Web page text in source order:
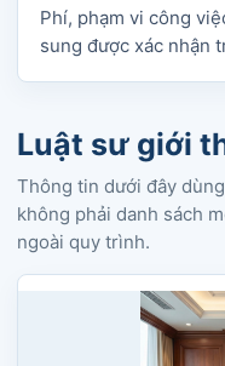
Phí, phạm vi công
sung được xác nhận
Luật sư giới
Thông tin dưới đây
không phải danh sách
ngoài quy trình.